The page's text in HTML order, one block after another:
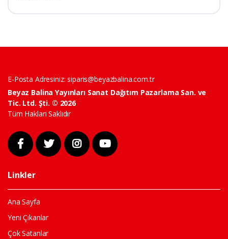
E-Posta Adresiniz:siparis@beyazbalina.com.tr
Beyaz Balina Yayınları Sanat Dağıtım Pazarlama San. ve
Tic. Ltd. Şti. © 2026
Tüm Hakları Saklıdır
Linkler
Ana Sayfa
Yeni Çıkanlar
Çok Satanlar